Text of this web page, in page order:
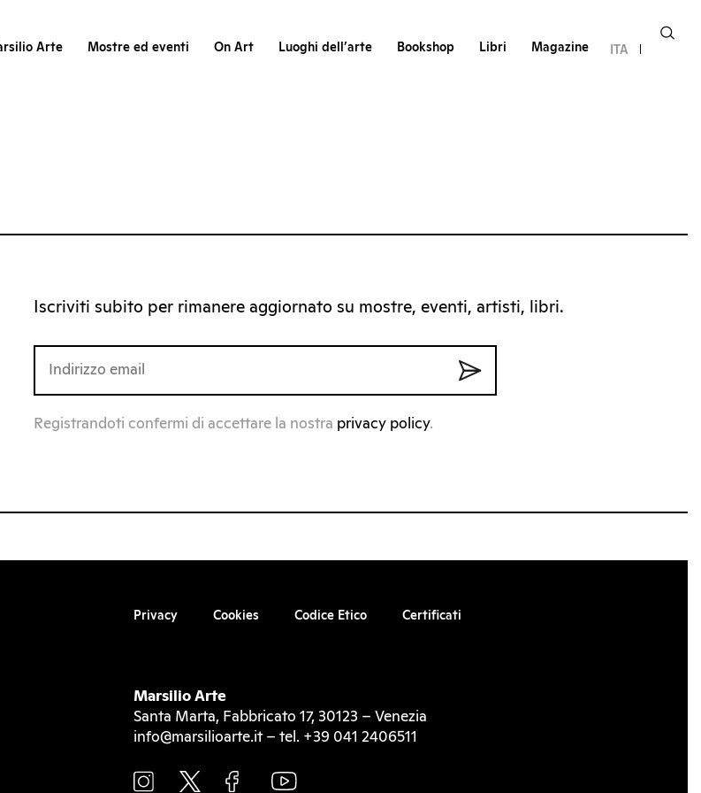
Arte Mostre ed eventi On Art Luoghi dell’arte Bookshop Libri Magazine ITA
Iscriviti subito per rimanere aggiornato su mostre, eventi, artisti, libri.
Registrandoti confermi di accettare la nostra privacy policy.
Privacy Cookies Codice Etico Certificati
Marsilio Arte
Santa Marta, Fabbricato 17, 30123 – Venezia
info@marsilioarte.it – tel. +39 041 2406511